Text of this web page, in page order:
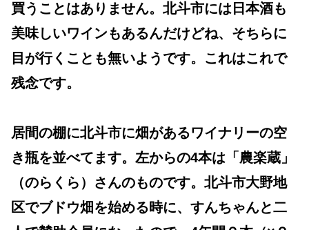
買うことはありません。北斗市には日本酒も
美味しいワインもあるんだけどね、そちらに
目が行くことも無いようです。これはこれで
残念です。
居間の棚に北斗市に畑があるワイナリーの空
き瓶を並べてます。左からの4本は「農楽蔵」
（のらくら）さんのものです。北斗市大野地
区でブドウ畑を始める時に、すんちゃんと二